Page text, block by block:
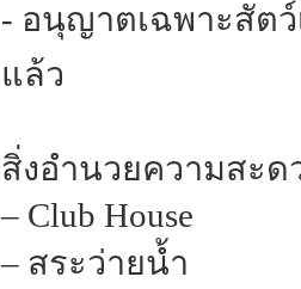
- อนุญาตเฉพาะสัต
แล้ว
สิ่งอำนวยความสะด
– Club House
– สระว่ายน้ำ